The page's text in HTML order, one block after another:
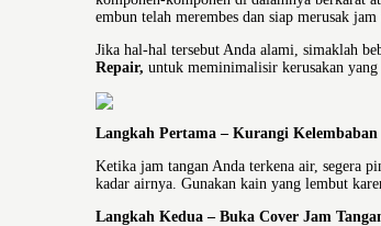
embun telah merembes dan siap merusak jam
Jika hal-hal tersebut Anda alami, simaklah
Repair, untuk meminimalisir kerusakan
Langkah Pertama – Kurangi Kelembaban
Ketika jam tangan Anda terkena air, segera
kadar airnya. Gunakan kain yang lembut
Langkah Kedua – Buka Cover Jam